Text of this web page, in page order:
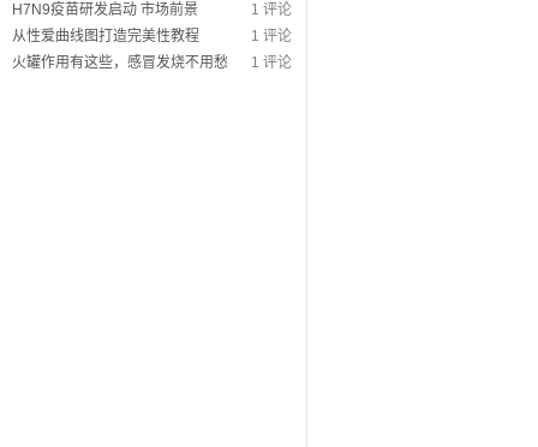
1 评论
H7N9疫苗研发启动 市场前景
1 评论
从性爱曲线图打造完美性教程
1 评论
火罐作用有这些，感冒发烧不用愁